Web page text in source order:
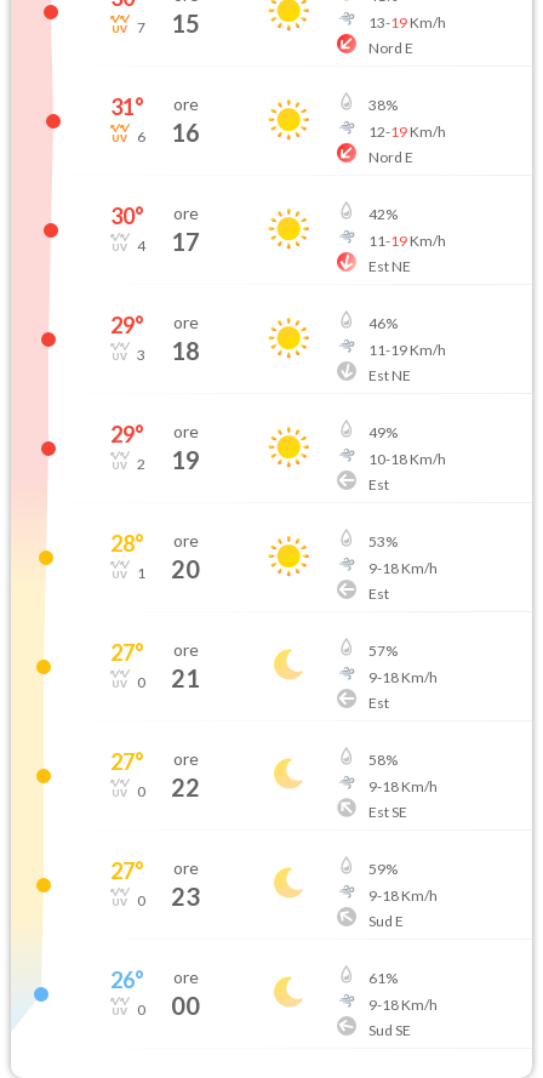
7 15
13-19Km/h
Nord E
31°
6
ore
16
38%
12-19Km/h
Nord E
30°
4
ore
17
42%
11-19Km/h
Est NE
29°
3
ore
18
46%
11-19Km/h
Est NE
29°
2
ore
19
49%
10-18Km/h
Est
28°
1
ore
20
53%
9-18Km/h
Est
27°
0
ore
21
57%
9-18Km/h
Est
27°
0
ore
22
58%
9-18Km/h
Est SE
27°
0
ore
23
59%
9-18Km/h
Sud E
26°
0
ore
00
61%
9-18Km/h
Sud SE